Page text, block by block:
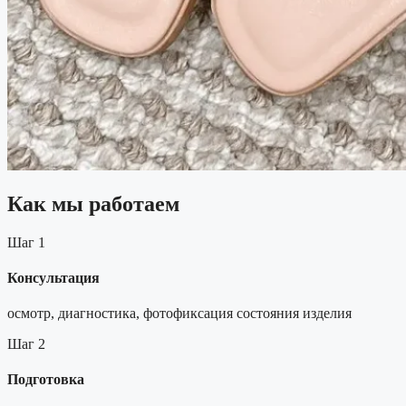
Как мы работаем
Шаг 1
Консультация
осмотр, диагностика, фотофиксация состояния изделия
Шаг 2
Подготовка